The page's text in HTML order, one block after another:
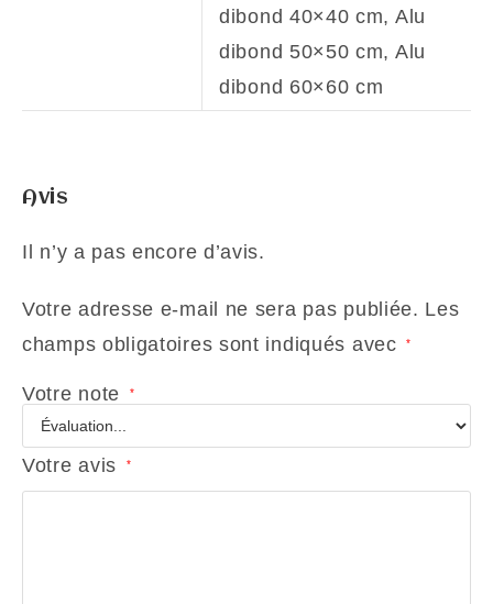
dibond 40×40 cm, Alu
dibond 50×50 cm, Alu
dibond 60×60 cm
Avis
Il n’y a pas encore d’avis.
Votre adresse e-mail ne sera pas publiée. Les
champs obligatoires sont indiqués avec
*
Votre note *
Votre avis *